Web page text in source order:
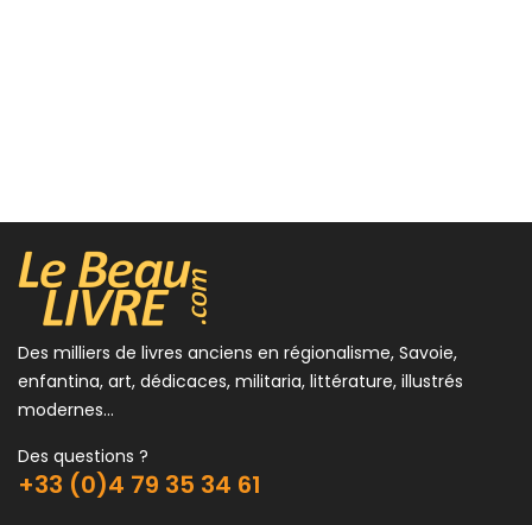
Des milliers de livres anciens en régionalisme, Savoie,
enfantina, art, dédicaces, militaria, littérature, illustrés
modernes...
Des questions ?
+33 (0)4 79 35 34 61